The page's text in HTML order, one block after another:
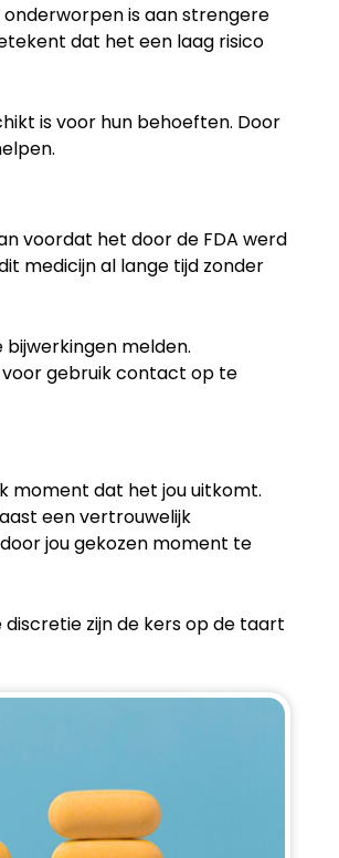
is aan strengere
dat het een laag risico
is voor hun behoeften. Door
voordat het door de FDA werd
medicijn al lange tijd zonder
melden.
voor gebruik contact op te
moment dat het jou uitkomt.
een vertrouwelijk
jou gekozen moment te
zijn de kers op de taart